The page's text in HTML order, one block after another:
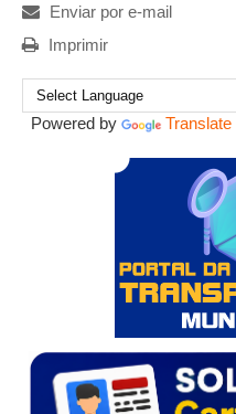
Enviar por e-mail
Imprimir
Powered by Translate